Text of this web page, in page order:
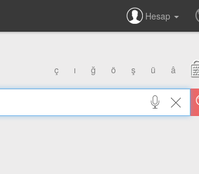
Hesap
ç ı ğ ö ş ü â